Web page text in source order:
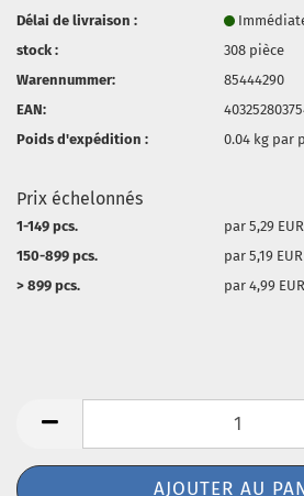
Délai de livraison :
stock :
308 pièce
Warennummer:
85444290
EAN:
Poids d'expédition :
0.04 kg par
Prix échelonnés
1-149 pcs.
par 5,29 EUR
150-899 pcs.
par 5,19 EUR
> 899 pcs.
par 4,99 EUR